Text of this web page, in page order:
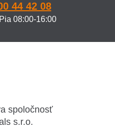
44 42 08
08:00-16:00
spoločnosť
s.r.o.